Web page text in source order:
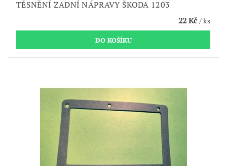
TĚSNĚNÍ ZADNÍ NÁPRAVY ŠKODA 1203
22 Kč/ ks